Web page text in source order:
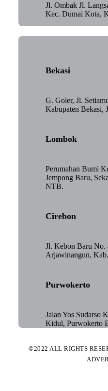
Jl. Ombak Jl.
Kec. Dumai Kota,
Bekasi
G. Goler, Jl.
Kabupaten Bekasi,
Lombok
Perumahan Bumi
Jempong Baru,
NTB.
Cirebon
Jl. Kebon Baru No.
Arjawinangun,
Purwokerto
Jalan Yos Sudarso
Kidul, Purwokerto
©2022 ALL RIGHTS